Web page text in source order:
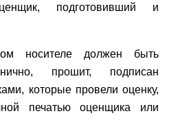
подготовивший и
носителе должен быть
прошит, подписан
которые провели оценку,
печатью оценщика или